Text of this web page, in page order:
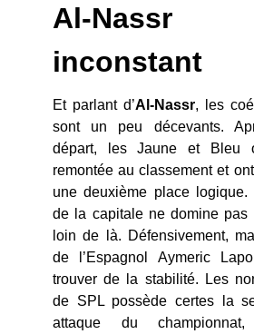
Al-
inconstant
Et parlant d’Al-Nassr, les
sont un peu décevants.
départ, les Jaune et Bleu
remontée au classement et
une deuxième place
de la capitale ne domine pas
loin de là. Défensivement,
de l’Espagnol Aymeric
trouver de la stabilité. Les
de SPL possède certes la
attaque du